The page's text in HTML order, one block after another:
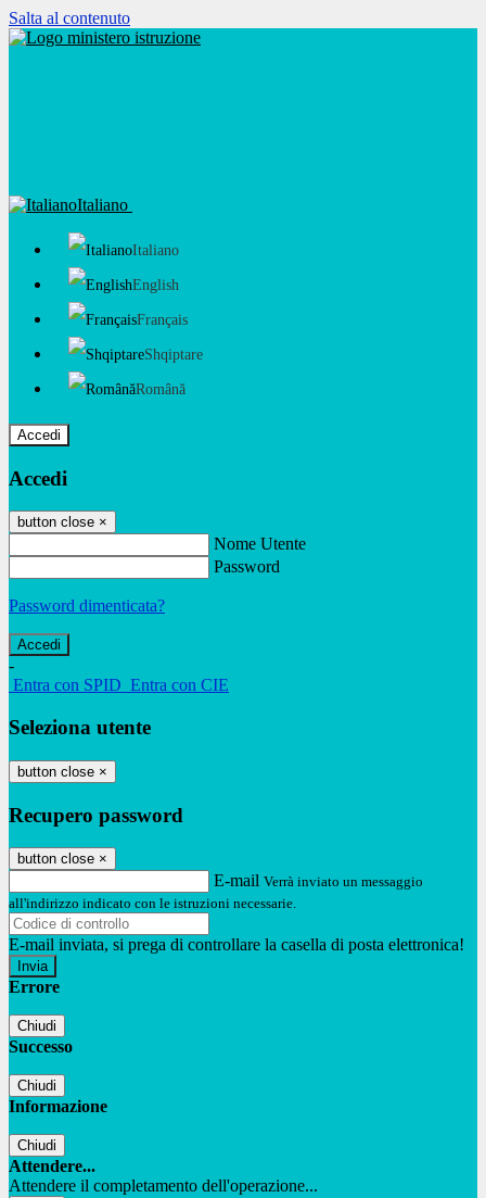
Salta al contenuto
Italiano
Italiano
English
Français
Shqiptare
Română
Accedi
Accedi
button close ×
Nome Utente
Password
Password dimenticata?
-
Entra con SPID Entra con CIE
Seleziona utente
button close ×
Recupero password
button close ×
E-mail Verrà inviato un messaggio
all'indirizzo indicato con le istruzioni necessarie.
E-mail inviata, si prega di controllare la casella di posta elettronica!
Errore
Chiudi
Successo
Chiudi
Informazione
Chiudi
Attendere...
Attendere il completamento dell'operazione...